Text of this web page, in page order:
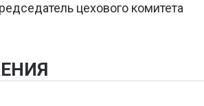
цехового комитета